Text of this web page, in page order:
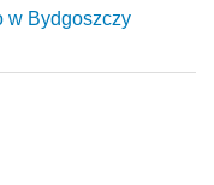
w Bydgoszczy